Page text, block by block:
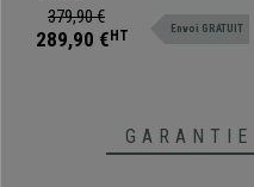
haute qualité.
379,90 €
289,90 € HT Envoi GRATUIT
GARANTIE